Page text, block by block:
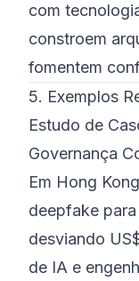
com
constroem
fomentem
5. Exemplos
Estudo de
Governança
Em Hong
deepfake
desviando
de IA e